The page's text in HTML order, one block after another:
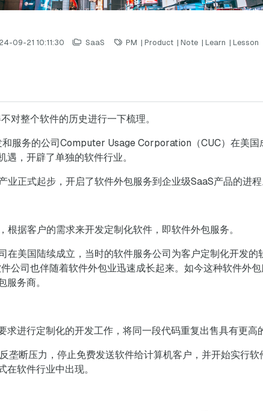
09-21 10:11:30 SaaS PM | Product | Note | Learn | Lesson
对整个软件的历史进行一下梳理。
服务的公司Computer Usage Corporation（CUC）在美
，开辟了单独的软件行业。
业正式起步，开启了软件外包服务到企业级SaaS产品的进程
根据客户的需求来开发定制化软件，即软件外包服务。
在美国陆续成立，当时的软件服务公司为客户定制化开发
公司也伴随着软件外包业迅速成长起来。如今这种软件外
服务商。
求进行定制化的开发工作，将同一段代码重复出售具有更高
垄断压力，停止免费发送软件给计算机客户，并开始实行
软件行业中出现。